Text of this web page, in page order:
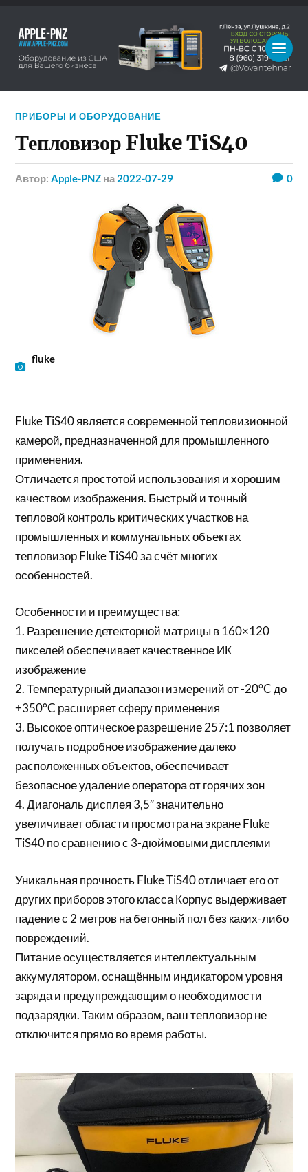
ПРИБОРЫ И ОБОРУДОВАНИЕ
Тепловизор Fluke TiS40
Автор:Apple-PNZ на 2022-07-29 0
fluke
Fluke TiS40 является современной тепловизионной
камерой, предназначенной для промышленного
применения.
Отличается простотой использования и хорошим
качеством изображения. Быстрый и точный
тепловой контроль критических участков на
промышленных и коммунальных объектах
тепловизор Fluke TiS40 за счёт многих
особенностей.
Особенности и преимущества:
1. Разрешение детекторной матрицы в 160×120
пикселей обеспечивает качественное ИК
изображение
2. Температурный диапазон измерений от -20°C до
+350°C расширяет сферу применения
3. Высокое оптическое разрешение 257:1 позволяет
получать подробное изображение далеко
расположенных объектов, обеспечивает
безопасное удаление оператора от горячих зон
4. Диагональ дисплея 3,5″ значительно
увеличивает области просмотра на экране Fluke
TiS40 по сравнению с 3-дюймовыми дисплеями
Уникальная прочность Fluke TiS40 отличает его от
других приборов этого класса Корпус выдерживает
падение с 2 метров на бетонный пол без каких-либо
повреждений.
Питание осуществляется интеллектуальным
аккумулятором, оснащённым индикатором уровня
заряда и предупреждающим о необходимости
подзарядки. Таким образом, ваш тепловизор не
отключится прямо во время работы.